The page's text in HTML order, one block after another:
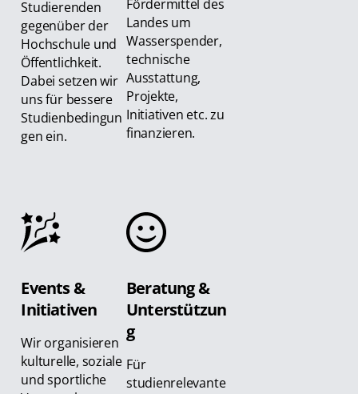
Studierenden
gegenüber der
Hochschule und
Öffentlichkeit.
Dabei setzen wir
uns für bessere
Studienbedingun
gen ein.
Fördermittel des
Landes um
Wasserspender,
technische
Ausstattung,
Projekte,
Initiativen etc. zu
finanzieren.
Events &
Initiativen
Wir organisieren
kulturelle, soziale
und sportliche
Beratung &
Unterstützun
g
Für
studienrelevante